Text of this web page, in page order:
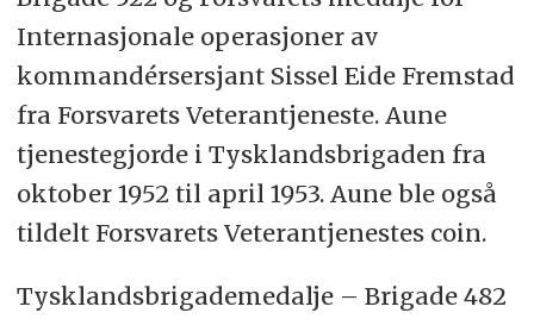
Internasjonale operasjoner av
kommandérsersjant Sissel Eide Fremstad
fra Forsvarets Veterantjeneste. Aune
tjenestegjorde i Tysklandsbrigaden fra
oktober 1952 til april 1953. Aune ble også
tildelt Forsvarets Veterantjenestes coin.
Tysklandsbrigademedalje – Brigade 482